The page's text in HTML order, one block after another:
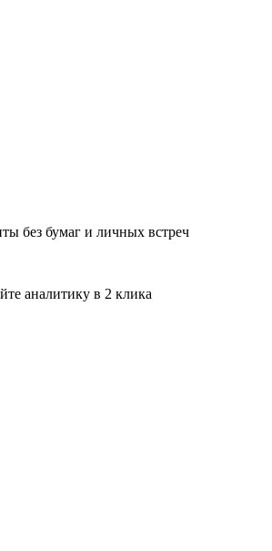
без бумаг и личных встреч
аналитику в 2 клика